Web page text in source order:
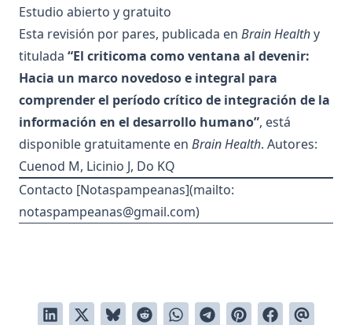
Estudio abierto y gratuito
Esta revisión por pares, publicada en Brain Healthy
titulada “El criticoma como ventana al devenir:
Hacia un marco novedoso e integral para
comprender el período crítico de integración de la
información en el desarrollo humano”, está
disponible gratuitamente en Brain Health. Autores:
Cuenod M, Licinio J, Do KQ
Contacto [Notaspampeanas](mailto:
notaspampeanas@gmail.com)